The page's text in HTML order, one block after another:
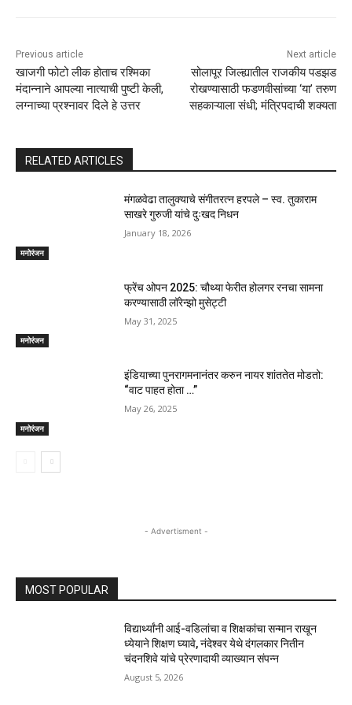
Previous article
खाजगी फोटो लीक होताच रश्मिका
मंदान्नाने आपल्या नात्याची पुष्टी केली,
लग्नाच्या प्रश्नावर दिले हे उत्तर
Next article
सोलापूर जिल्ह्यातील राजकीय पडझड
रोखण्यासाठी फडणवीसांच्या ‘या’ तरुण
सहकाऱ्याला संधी; मंत्रि‍पदाची शक्यता
RELATED ARTICLES
मनोरंजन
मंगळवेढा तालुक्याचे संगीतरत्न हरपले – स्व. तुकाराम
साखरे गुरुजी यांचे दुःखद निधन
January 18, 2026
मनोरंजन
फ्रेंच ओपन 2025: चौथ्या फेरीत होलगर रनचा सामना
करण्यासाठी लॉरेन्झो मुसेट्टी
May 31, 2025
मनोरंजन
इंडियाच्या पुनरागमनानंतर करुन नायर शांततेत मोडतो:
“वाट पाहत होता …”
May 26, 2025
- Advertisment -
MOST POPULAR
विद्यार्थ्यांनी आई-वडिलांचा व शिक्षकांचा सन्मान राखून
ध्येयाने शिक्षण घ्यावे, नंदेश्वर येथे दंगलकार नितीन
चंदनशिवे यांचे प्रेरणादायी व्याख्यान संपन्न
August 5, 2026